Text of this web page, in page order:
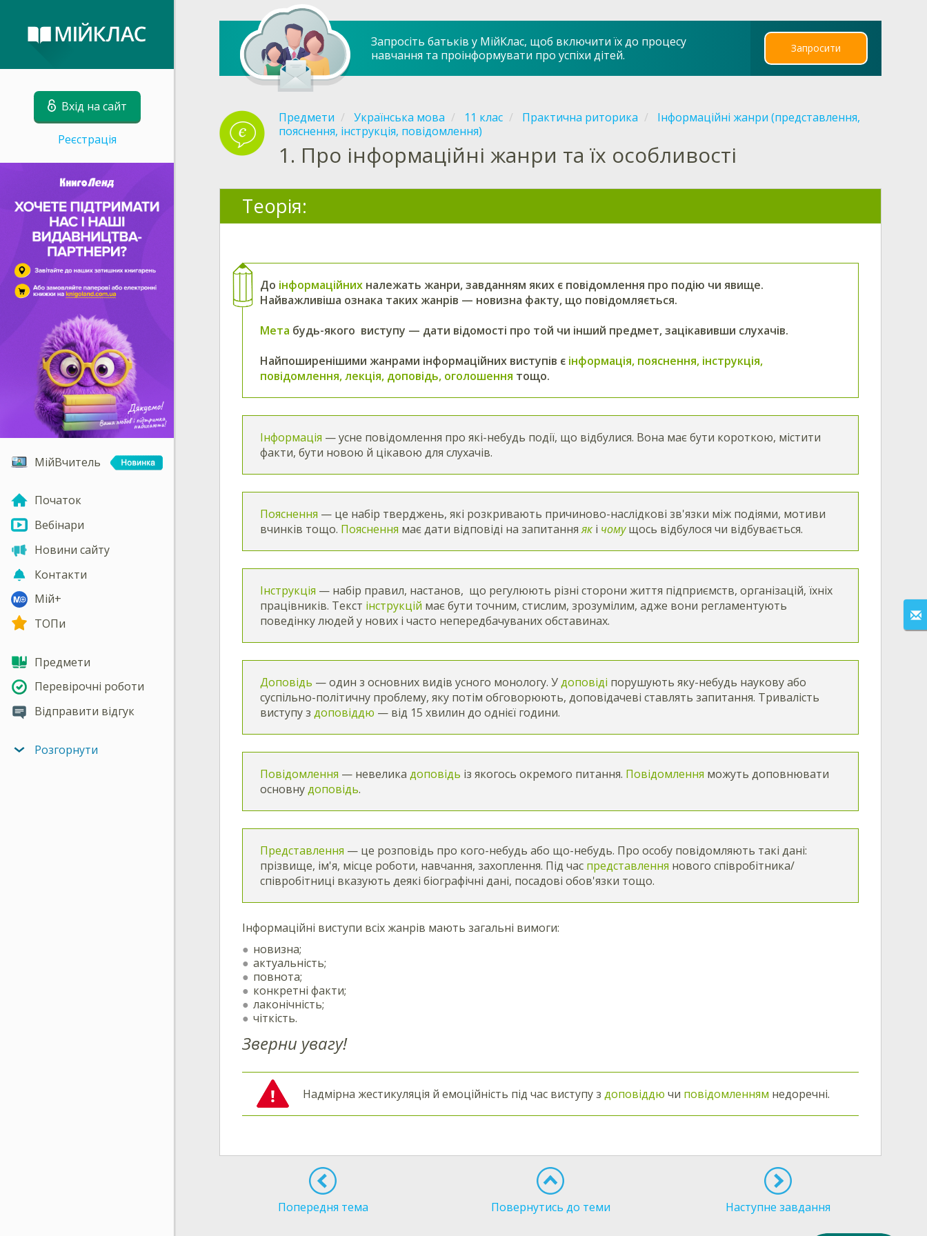
Вхід на сайт
Реєстрація
МійВчитель
Початок
Вебінари
Новини сайту
Контакти
Мій+
ТОПи
Предмети
Перевірочні роботи
Відправити відгук
Розгорнути
Запросіть батьків у МійКлас, щоб включити їх до процесу
навчання та проінформувати про успіхи дітей.
Запросити
Предмети Українська мова 11 клас Практична риторика
Інформаційні жанри (представлення,
пояснення, інструкція, повідомлення)
1. Про інформаційні жанри та їх особливості
Теорія:
До інформаційних належать жанри, завданням яких є повідомлення про подію чи явище.
Найважливіша ознака таких жанрів — новизна факту, що повідомляється.
Мета будь-якого виступу — дати відомості про той чи інший предмет, зацікавивши слухачів.
Найпоширенішими жанрами інформаційних виступів є інформація, пояснення, інструкція,
повідомлення, лекція, доповідь, оголошення тощо.
Інформація — усне повідомлення про які-небудь події, що відбулися. Вона має бути короткою, містити
факти, бути новою й цікавою для слухачів.
Пояснення — це набір тверджень, які розкривають причиново-наслідкові зв'язки між подіями, мотиви
вчинків тощо. Пояснення має дати відповіді на запитанняяк і чомущось відбулося чи відбувається.
Інструкція — набір правил, настанов, що регулюють різні сторони життя підприємств, організацій, їхніх
працівників. Текст інструкцій має бути точним, стислим, зрозумілим, адже вони регламентують
поведінку людей у нових і часто непередбачуваних обставинах.
Доповідь — один з основних видів усного монологу. Удоповіді порушують яку-небудь наукову або
суспільно-політичну проблему, яку потім обговорюють, доповідачеві ставлять запитання. Тривалість
виступу з доповіддю — від 15 хвилин до однієї години.
Повідомлення — невелика доповідь із якогось окремого питання. Повідомлення можуть доповнювати
основнудоповідь.
Представлення — це розповідь про кого-небудь або що-небудь. Про особу повідомляють такі дані:
прізвище, ім'я, місце роботи, навчання, захоплення. Під час представлення нового співробітника/
співробітниці вказують деякі біографічні дані, посадові обов'язки тощо.
Інформаційні виступи всіх жанрів мають загальні вимоги:
новизна;
актуальність;
повнота;
конкретні факти;
лаконічність;
чіткість.
Зверни увагу!
Надмірна жестикуляція й емоційність під час виступу з доповіддю чи повідомленням недоречні.
Попередня тема Повернутись до теми Наступне завдання